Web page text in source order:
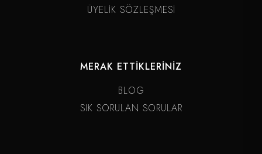
ÜYELİK SÖZLEŞMESİ
MERAK ETTİKLERİNİZ
BLOG
SIK SORULAN SORULAR